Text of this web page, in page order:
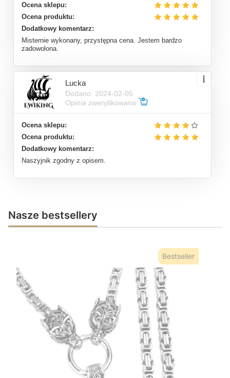
Ocena sklepu:
Ocena produktu:
Dodatkowy komentarz:
Misternie wykonany, przystępna cena. Jestem bardzo
zadowolona.
Lucka
Dodano: 2024-02-05
Opinia zweryfikowana
Ocena sklepu:
Ocena produktu:
Dodatkowy komentarz:
Naszyjnik zgodny z opisem.
Nasze bestsellery
Bestseller